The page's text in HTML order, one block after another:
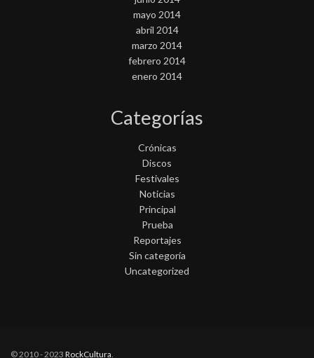
mayo 2014
abril 2014
marzo 2014
febrero 2014
enero 2014
Categorías
Crónicas
Discos
Festivales
Noticias
Principal
Prueba
Reportajes
Sin categoría
Uncategorized
© 2010 - 2023 RockCultura.